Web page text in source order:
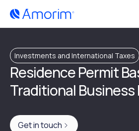
Investments and International Taxes
Residence Permit
Traditional
Get in touch